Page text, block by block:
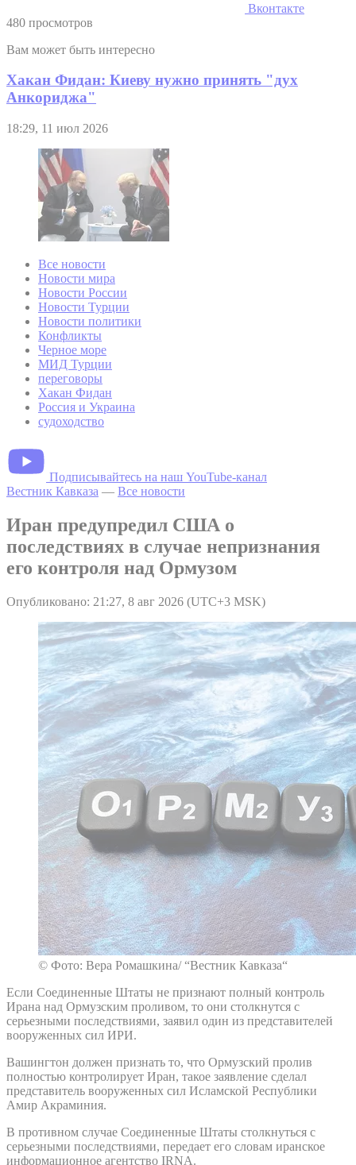
Вконтакте
480 просмотров
Вам может быть интересно
Хакан Фидан: Киеву нужно принять "дух
Анкориджа"
18:29, 11 июл 2026
Все новости
Новости мира
Новости России
Новости Турции
Новости политики
Конфликты
Черное море
МИД Турции
переговоры
Хакан Фидан
Россия и Украина
судоходство
Подписывайтесь на наш YouTube-канал
Вестник Кавказа — Все новости
Иран предупредил США о
последствиях в случае непризнания
его контроля над Ормузом
Опубликовано: 21:27, 8 авг 2026 (UTC+3 MSK)
© Фото: Вера Ромашкина/ “Вестник Кавказа“
Если Соединенные Штаты не признают полный контроль
Ирана над Ормузским проливом, то они столкнутся с
серьезными последствиями, заявил один из представителей
вооруженных сил ИРИ.
Вашингтон должен признать то, что Ормузский пролив
полностью контролирует Иран, такое заявление сделал
представитель вооруженных сил Исламской Республики
Амир Акраминия.
В противном случае Соединенные Штаты столкнуться с
серьезными последствиями, передает его словам иранское
информационное агентство IRNA.